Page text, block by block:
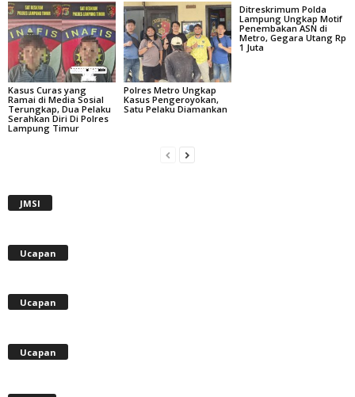
Kasus Curas yang
Ramai di Media Sosial
Terungkap, Dua Pelaku
Serahkan Diri Di Polres
Lampung Timur
Polres Metro Ungkap
Kasus Pengeroyokan,
Satu Pelaku Diamankan
Ditreskrimum Polda
Lampung Ungkap Motif
Penembakan ASN di
Metro, Gegara Utang Rp
1 Juta
JMSI
Ucapan
Ucapan
Ucapan